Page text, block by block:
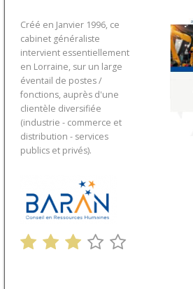
Créé en Janvier 1996, ce
cabinet généraliste
intervient essentiellement
en Lorraine, sur un large
éventail de postes /
fonctions, auprès d'une
clientèle diversifiée
(industrie - commerce et
distribution - services
publics et privés).